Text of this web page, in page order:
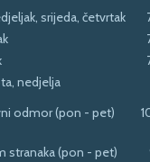
srijeda, četvrtak
nedjelja
odmor (pon - pet)
stranaka (pon - pet)